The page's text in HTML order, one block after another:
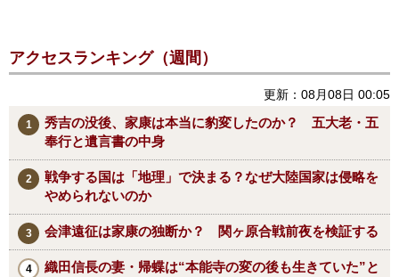
アクセスランキング（週間）
更新：08月08日 00:05
秀吉の没後、家康は本当に豹変したのか？ 五大老・五
奉行と遺言書の中身
戦争する国は「地理」で決まる？なぜ大陸国家は侵略を
やめられないのか
会津遠征は家康の独断か？ 関ヶ原合戦前夜を検証する
織田信長の妻・帰蝶は“本能寺の変の後も生きていた”と